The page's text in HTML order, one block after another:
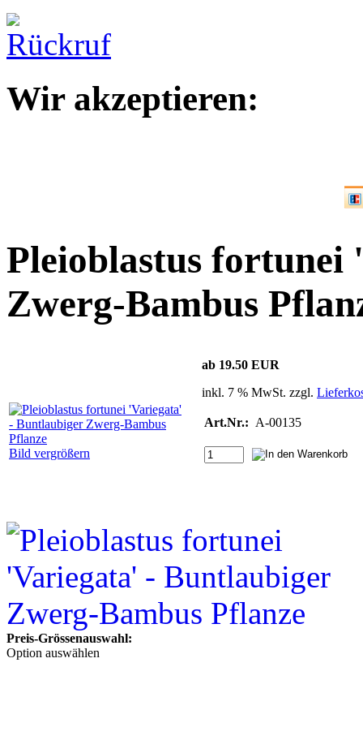
Wir akzeptieren:
Pleioblastus
Zwerg-Bambus
Bild vergrößern
ab 19.50 EUR
inkl. 7 % MwSt. zzgl.
Art.Nr.: A-00135
Preis-Grössenauswahl:
Option auswählen